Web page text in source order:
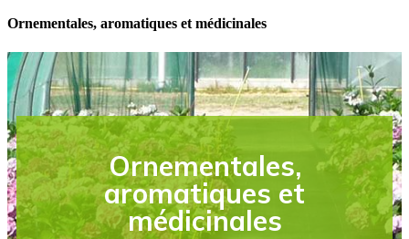
Ornementales, aromatiques et médicinales
Ornementales,
aromatiques et
médicinales